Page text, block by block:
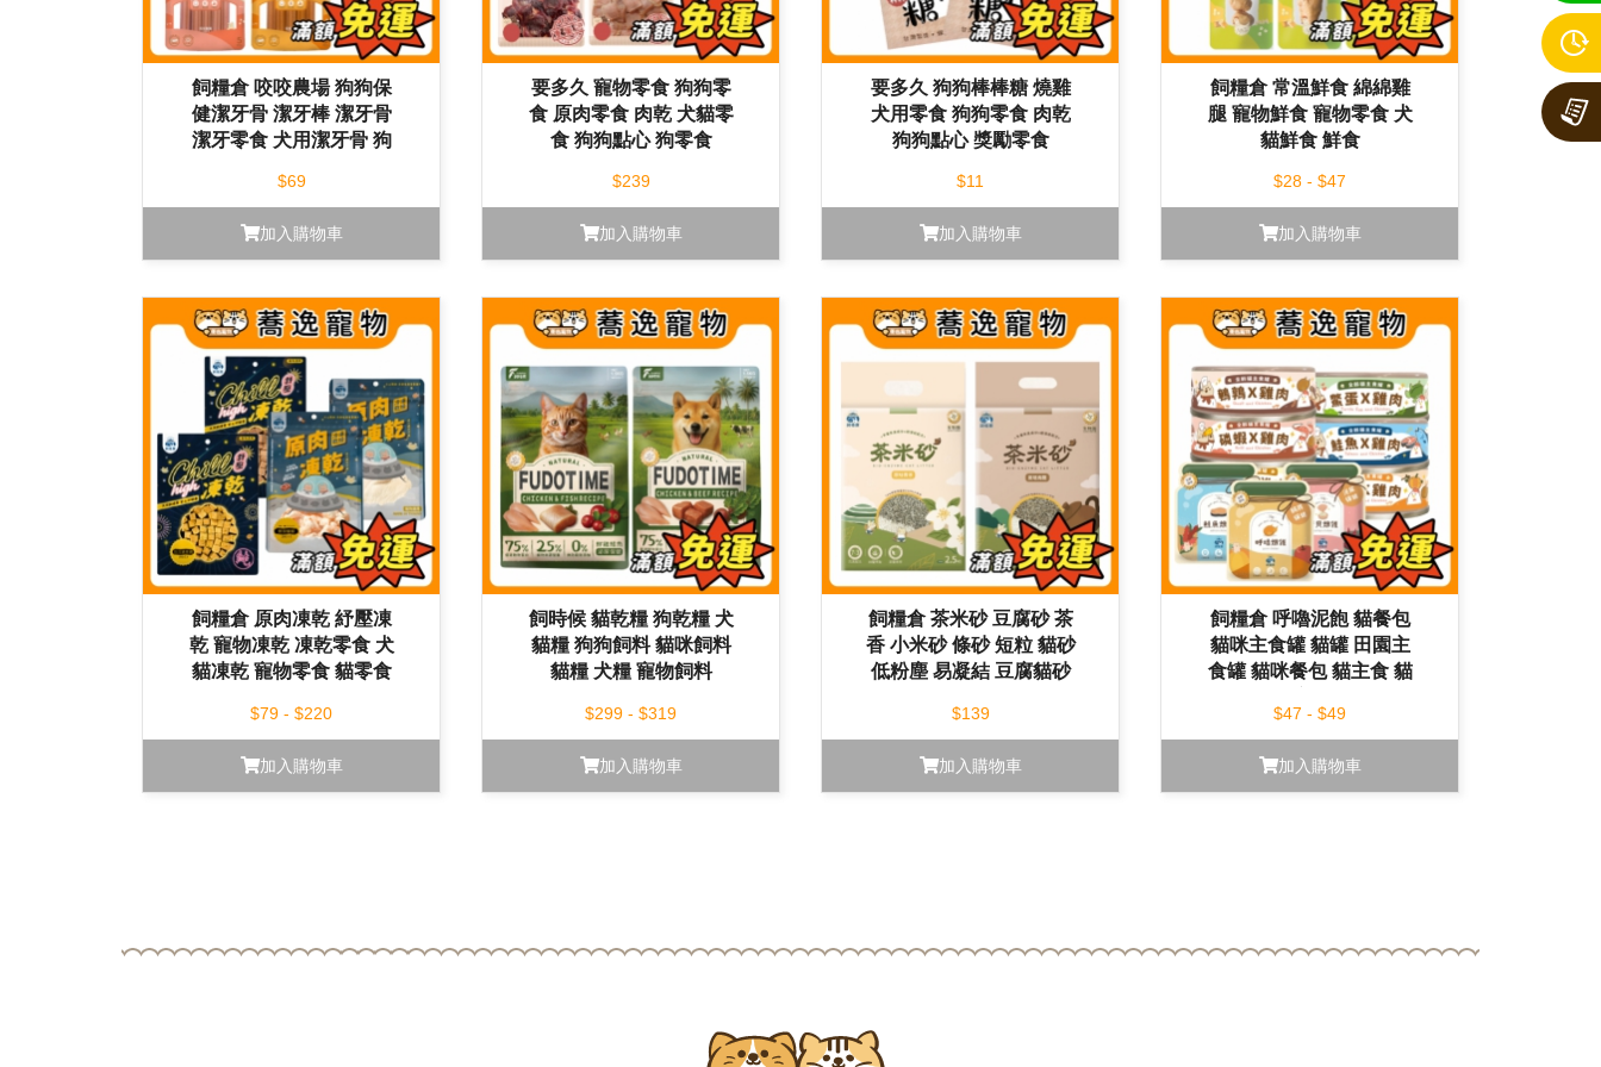
飼糧倉 咬咬農場 狗狗保
健潔牙骨 潔牙棒 潔牙骨
潔牙零食 犬用潔牙骨 狗
$69
加入購物車
要多久 寵物零食 狗狗零
食 原肉零食 肉乾 犬貓零
食 狗狗點心 狗零食
$239
加入購物車
要多久 狗狗棒棒糖 燒雞
犬用零食 狗狗零食 肉乾
狗狗點心 獎勵零食
$11
加入購物車
飼糧倉 常溫鮮食 綿綿雞
腿 寵物鮮食 寵物零食 犬
貓鮮食 鮮食
$28 - $47
加入購物車
飼糧倉 原肉凍乾 紓壓凍
乾 寵物凍乾 凍乾零食 犬
貓凍乾 寵物零食 貓零食
$79 - $220
加入購物車
飼時候 貓乾糧 狗乾糧 犬
貓糧 狗狗飼料 貓咪飼料
貓糧 犬糧 寵物飼料
$299 - $319
加入購物車
飼糧倉 茶米砂 豆腐砂 茶
香 小米砂 條砂 短粒 貓砂
低粉塵 易凝結 豆腐貓砂
$139
加入購物車
飼糧倉 呼嚕泥飽 貓餐包
貓咪主食罐 貓罐 田園主
食罐 貓咪餐包 貓主食 貓
$47 - $49
加入購物車